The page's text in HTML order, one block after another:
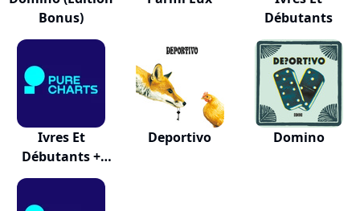
Bonus)
Débutants
Ivres Et
Débutants +
Livret D...
Deportivo Domino